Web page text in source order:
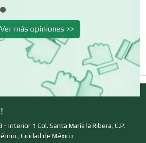
Industriales
Ver más opiniones >>
- Interior 1 Col. Santa María la Ribera, C.P.
Ciudad de México